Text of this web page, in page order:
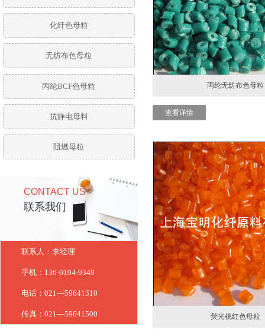
化纤色母粒
无纺布色母粒
丙纶BCF色母粒
抗静电母料
阻燃母粒
CONTACT US
联系我们
联系人：李经理
手机：136-0194-9349
电话：021—59641310
传真：021—59641500
丙纶无纺布色母粒
查看详情
荧光桃红色母粒